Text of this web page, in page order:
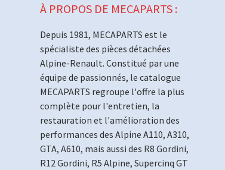
À PROPOS DE MECAPARTS :
Depuis 1981, MECAPARTS est le
spécialiste des pièces détachées
Alpine-Renault. Constitué par une
équipe de passionnés, le catalogue
MECAPARTS regroupe l'offre la plus
complète pour l'entretien, la
restauration et l'amélioration des
performances des Alpine A110, A310,
GTA, A610, mais aussi des R8 Gordini,
R12 Gordini, R5 Alpine, Supercinq GT